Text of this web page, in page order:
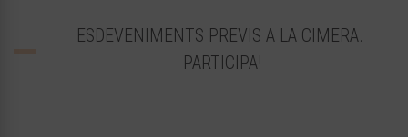
ESDEVENIMENTS PREVIS A LA CIMERA.
PARTICIPA!